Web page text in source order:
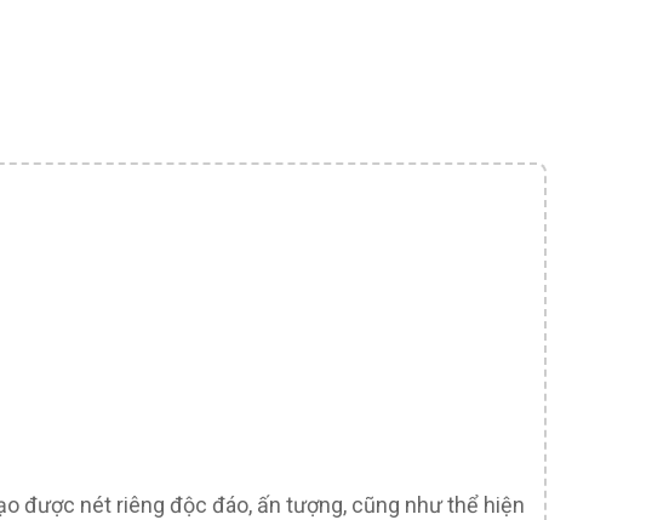
được nét riêng độc đáo, ấn tượng, cũng như thể hiện